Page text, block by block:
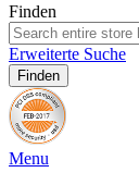
Finden
Erweiterte Suche
Finden
Menu